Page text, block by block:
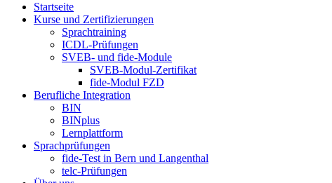
Startseite
Kurse und Zertifizierungen
Sprachtraining
ICDL-Prüfungen
SVEB- und fide-Module
SVEB-Modul-Zertifikat
fide-Modul FZD
Berufliche Integration
BIN
BINplus
Lernplattform
Sprachprüfungen
fide-Test in Bern und Langenthal
telc-Prüfungen